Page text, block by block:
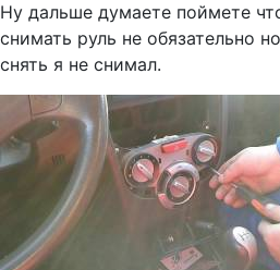
Ну дальше думаете поймете
снимать руль не обязательно
снять я не снимал.